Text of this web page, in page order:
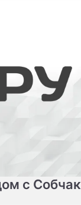
с Собчак